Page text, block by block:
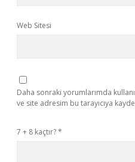
Web Sitesi
Daha sonraki yorumlarımda
ve site adresim bu tarayıcıya
7 + 8 kaçtır?*